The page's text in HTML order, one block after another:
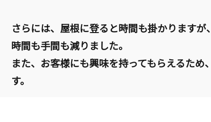
さらには、屋根に登ると時間も掛かります
時間も手間も減りました。
また、お客様にも興味を持ってもらえるた
す。